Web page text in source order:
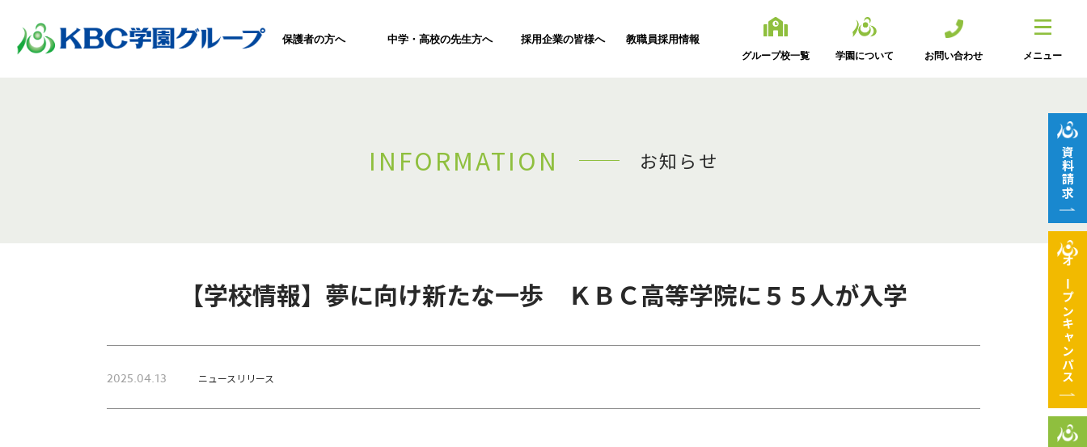
保護者の方へ 中学・高校の先生方へ 採用企業の皆様へ 教職員採用情報
グループ校一覧 学園について お問い合わせ メニュー
INFORMATION お知らせ
【学校情報】夢に向け新たな一歩 ＫＢＣ高等学院に５５人が入学
2025.04.13 ニュースリリース
資料請求
オープン
キャンパス